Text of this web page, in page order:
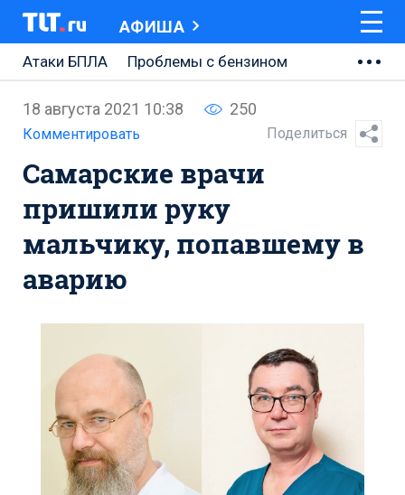
АФИША
Атаки БПЛА
Проблемы с бензином
Ремонт Центральной площади
Ремонт Обводного шоссе
Набережная Тольятти
Неделя Тольятти
18 августа 2021 10:38 250
Комментировать Поделиться
Самарские врачи
пришили руку
мальчику, попавшему в
аварию